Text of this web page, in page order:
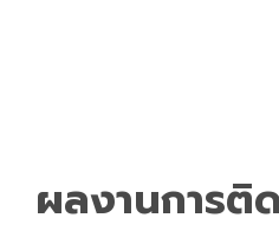
ผลงานการติ